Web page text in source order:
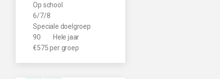
Op school
6/7/8
Speciale doelgroep
90
Hele jaar
€575 per groep